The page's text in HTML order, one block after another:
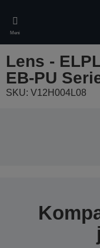
main
content
Meni
Lens -
EB-PU
SKU: V12H004L08